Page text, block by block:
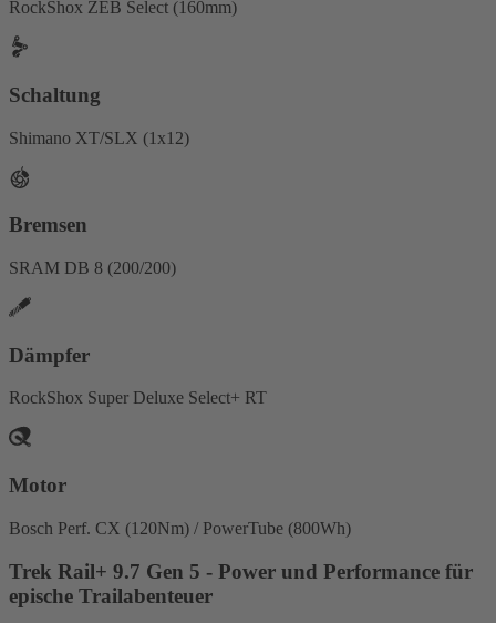
RockShox ZEB Select (160mm)
Schaltung
Shimano XT/SLX (1x12)
Bremsen
SRAM DB 8 (200/200)
Dämpfer
RockShox Super Deluxe Select+ RT
Motor
Bosch Perf. CX (120Nm) / PowerTube (800Wh)
Trek Rail+ 9.7 Gen 5 - Power und Performance für
epische Trailabenteuer